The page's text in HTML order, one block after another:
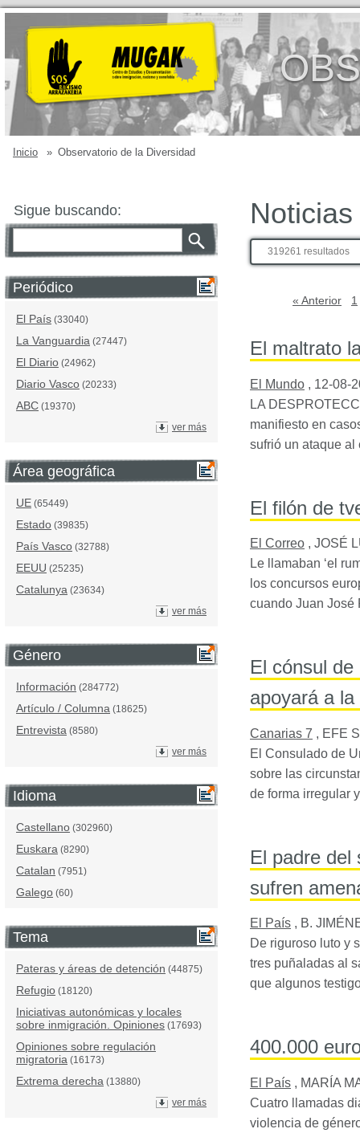
Inicio » Observatorio de la Diversidad
Sigue buscando:
Periódico
El País (33040)
La Vanguardia (27447)
El Diario (24962)
Diario Vasco (20233)
ABC (19370)
ver más
Área geográfica
UE (65449)
Estado (39835)
País Vasco (32788)
EEUU (25235)
Catalunya (23634)
ver más
Género
Información (284772)
Artículo / Columna (18625)
Entrevista (8580)
ver más
Idioma
Castellano (302960)
Euskara (8290)
Catalan (7951)
Galego (60)
Tema
Pateras y áreas de detención (44875)
Refugio (18120)
Iniciativas autonómicas y locales
sobre inmigración. Opiniones (17693)
Opiniones sobre regulación
migratoria (16173)
Extrema derecha (13880)
ver más
Noticias
319261 resultados
« Anterior 1
El maltrato
El Mundo , 12-08-
LA
manifiesto en
sufrió un ataque
El filón de
El Correo , JOSÉ
Le llamaban ‘el
los concursos
cuando Juan José
El cónsul
apoyará a
Canarias 7 , EFE
El Consulado de
sobre las
de forma irregular
El padre del
sufren
El País , B.
De riguroso luto y
tres puñaladas al
que algunos
400.000
El País , MARÍA
Cuatro llamadas
violencia de